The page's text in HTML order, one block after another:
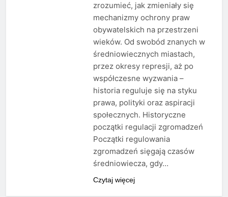
zrozumieć, jak zmieniały się
mechanizmy ochrony praw
obywatelskich na przestrzeni
wieków. Od swobód znanych w
średniowiecznych miastach,
przez okresy represji, aż po
współczesne wyzwania –
historia reguluje się na styku
prawa, polityki oraz aspiracji
społecznych. Historyczne
początki regulacji zgromadzeń
Początki regulowania
zgromadzeń sięgają czasów
średniowiecza, gdy…
Czytaj więcej